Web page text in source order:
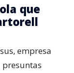
que
empresa